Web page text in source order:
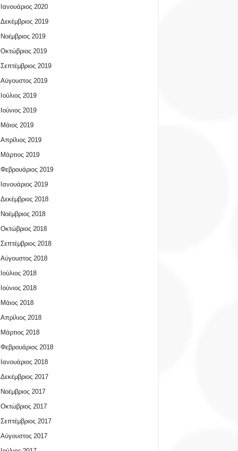
Ιανουάριος 2020
Δεκέμβριος 2019
Νοέμβριος 2019
Οκτώβριος 2019
Σεπτέμβριος 2019
Αύγουστος 2019
Ιούλιος 2019
Ιούνιος 2019
Μάιος 2019
Απρίλιος 2019
Μάρτιος 2019
Φεβρουάριος 2019
Ιανουάριος 2019
Δεκέμβριος 2018
Νοέμβριος 2018
Οκτώβριος 2018
Σεπτέμβριος 2018
Αύγουστος 2018
Ιούλιος 2018
Ιούνιος 2018
Μάιος 2018
Απρίλιος 2018
Μάρτιος 2018
Φεβρουάριος 2018
Ιανουάριος 2018
Δεκέμβριος 2017
Νοέμβριος 2017
Οκτώβριος 2017
Σεπτέμβριος 2017
Αύγουστος 2017